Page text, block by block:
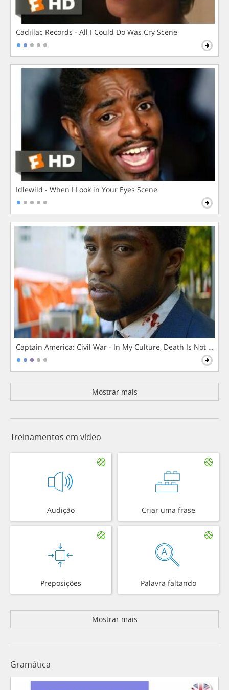
Cadillac Records - All I Could Do Was Cry Scene
Idlewild - When I Look in Your Eyes Scene
Captain America: Civil War - In My Culture, Death Is Not The
Mostrar mais
Treinamentos em vídeo
Audição Criar uma frase
Preposições Palavra faltando
Mostrar mais
Gramática